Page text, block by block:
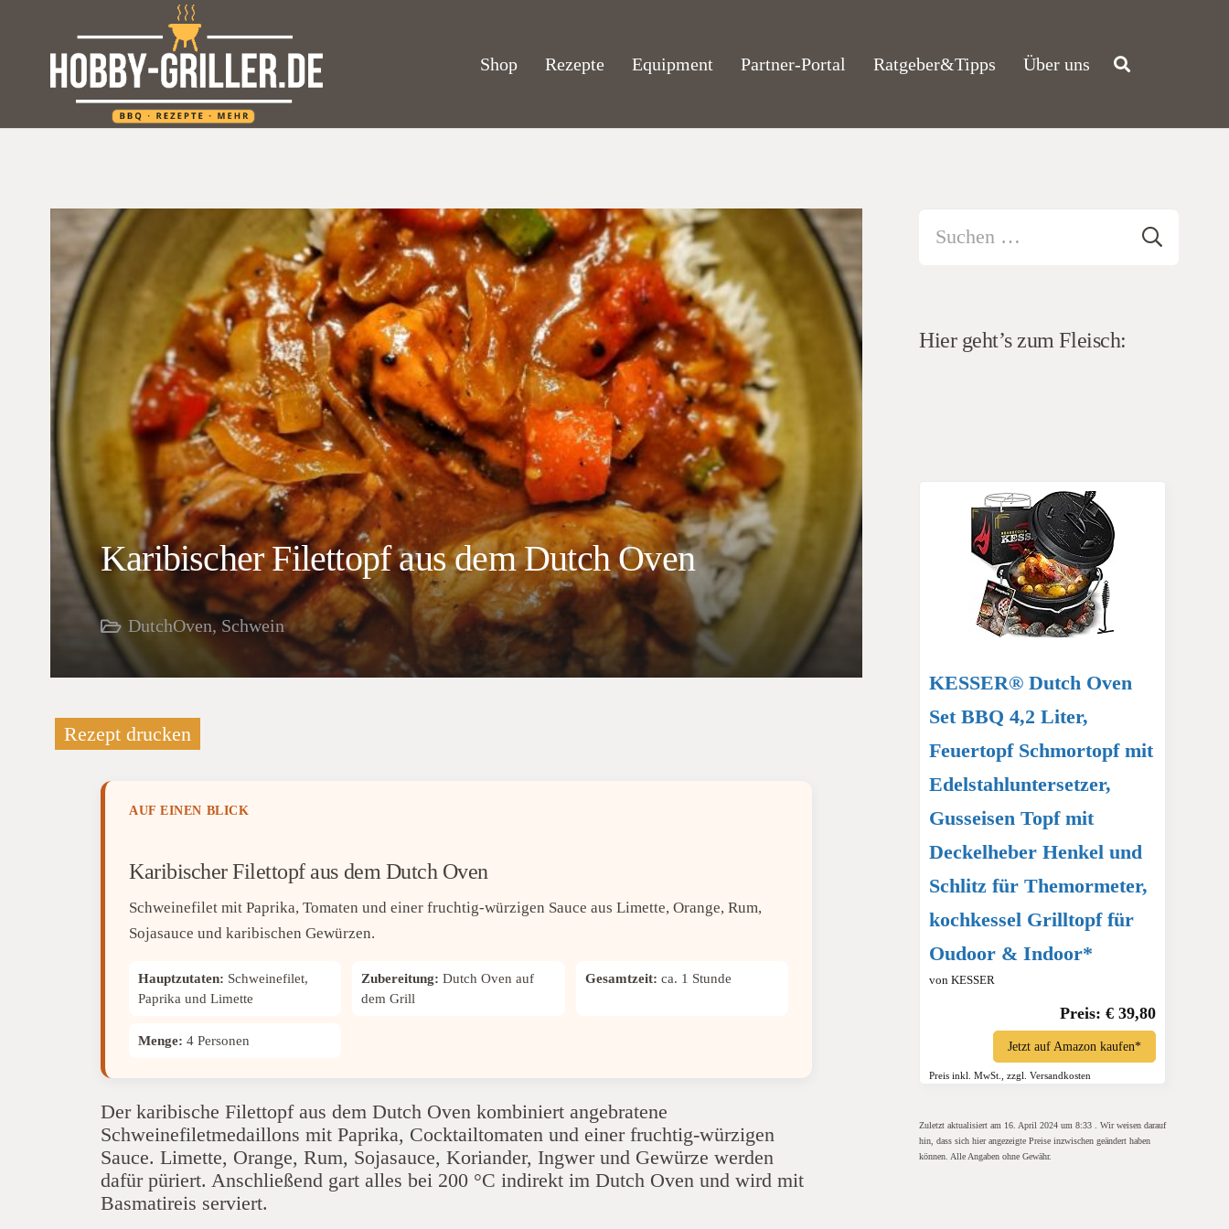
Shop Rezepte Equipment Partner-Portal Ratgeber&Tipps Über uns
Karibischer Filettopf aus dem Dutch Oven
DutchOven, Schwein
Rezept drucken
AUF EINEN BLICK
Karibischer Filettopf aus dem Dutch Oven
Schweinefilet mit Paprika, Tomaten und einer fruchtig-würzigen Sauce aus Limette, Orange, Rum,
Sojasauce und karibischen Gewürzen.
Hauptzutaten: Schweinefilet,
Paprika und Limette
Zubereitung: Dutch Oven auf
dem Grill
Gesamtzeit: ca. 1 Stunde
Menge: 4 Personen
Der karibische Filettopf aus dem Dutch Oven kombiniert angebratene
Schweinefiletmedaillons mit Paprika, Cocktailtomaten und einer fruchtig-würzigen
Sauce. Limette, Orange, Rum, Sojasauce, Koriander, Ingwer und Gewürze werden
dafür püriert. Anschließend gart alles bei 200 °C indirekt im Dutch Oven und wird mit
Basmatireis serviert.
nach:
Hier geht’s zum Fleisch:
KESSER® Dutch Oven
Set BBQ 4,2 Liter,
Feuertopf Schmortopf mit
Edelstahluntersetzer,
Gusseisen Topf mit
Deckelheber Henkel und
Schlitz für Themormeter,
kochkessel Grilltopf für
Oudoor & Indoor*
von KESSER
Preis: € 39,80
Jetzt auf Amazon kaufen*
Preis inkl. MwSt., zzgl. Versandkosten
Zuletzt aktualisiert am 16. April 2024 um 8:33 . Wir weisen darauf
hin, dass sich hier angezeigte Preise inzwischen geändert haben
können. Alle Angaben ohne Gewähr.